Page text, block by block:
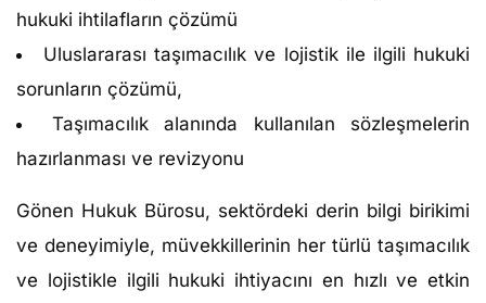
hukuki ihtilafların çözümü
Uluslararası taşımacılık ve lojistik ile ilgili hukuki
sorunların çözümü,
Taşımacılık alanında kullanılan sözleşmelerin
hazırlanması ve revizyonu
Gönen Hukuk Bürosu, sektördeki derin bilgi birikimi
ve deneyimiyle, müvekkillerinin her türlü taşımacılık
ve lojistikle ilgili hukuki ihtiyacını en hızlı ve etkin